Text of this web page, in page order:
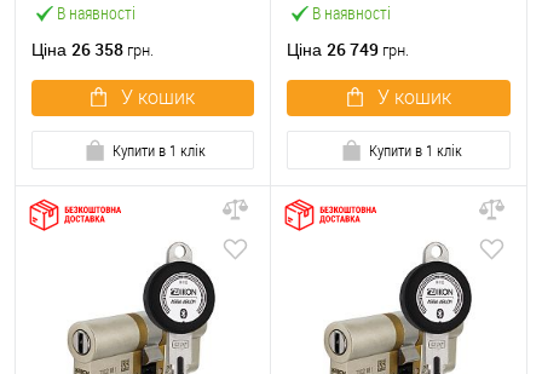
В наявності
Ціна 26 358 грн.
У кошик
Купити в 1 клік
В наявності
Ціна 26 749 грн.
У кошик
Купити в 1 клік